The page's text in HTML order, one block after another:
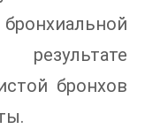
бронхов